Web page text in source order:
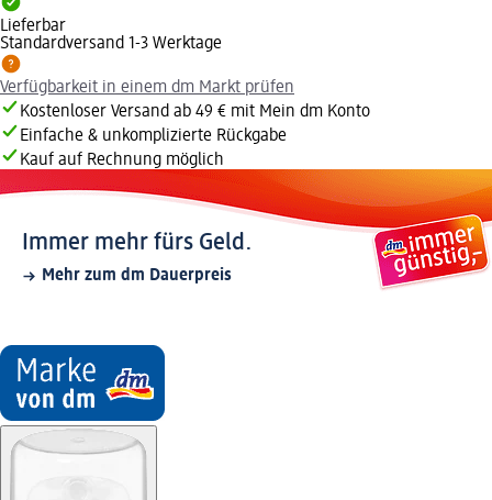
Lieferbar
Standardversand 1-3 Werktage
Verfügbarkeit in einem dm Markt prüfen
Kostenloser Versand ab 49 € mit Mein dm Konto
Einfache & unkomplizierte Rückgabe
Kauf auf Rechnung möglich
Immer mehr fürs Geld.
Mehr zum dm Dauerpreis